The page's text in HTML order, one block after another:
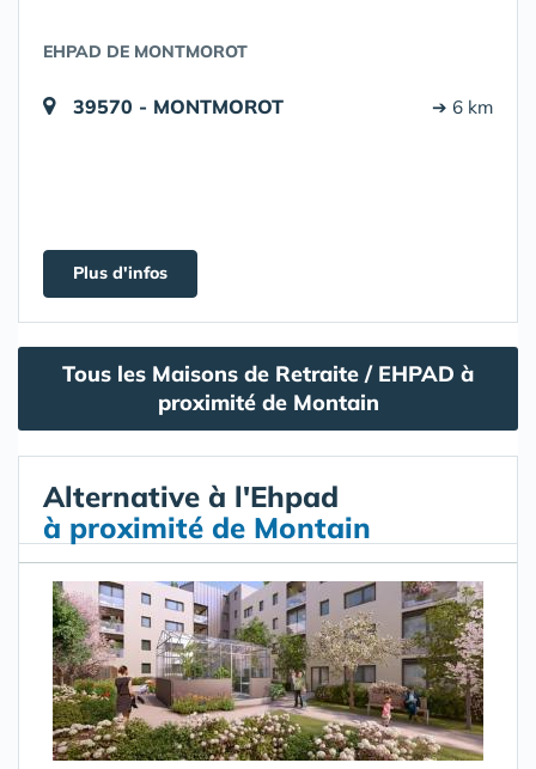
EHPAD DE MONTMOROT
39570 - MONTMOROT ➔ 6 km
Plus d'infos
Tous les Maisons de Retraite / EHPAD à
proximité de Montain
Alternative à l'Ehpad
à proximité de Montain